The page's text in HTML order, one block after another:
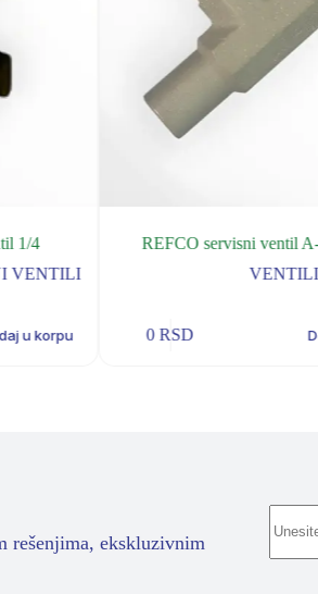
1/4
VENTILI
u korpu
REFCO servisni ventil
VENTILI
0 RSD
rešenjima, ekskluzivnim